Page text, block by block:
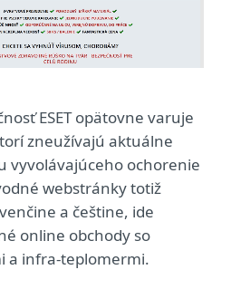
ESET opätovne varuje
zneužívajú aktuálne
vyvolávajúceho ochorenie
webstránky totiž
a češtine, ide
online obchody so
a infra-teplomermi.